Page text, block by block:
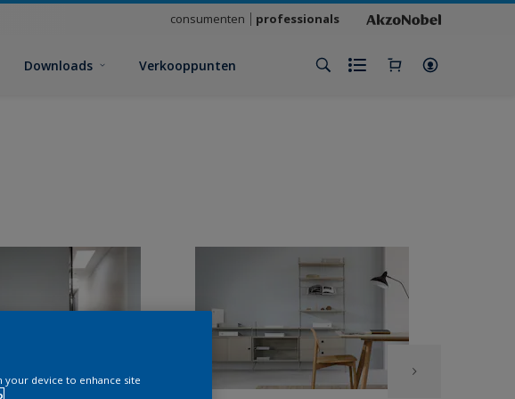
consumenten professionals
Downloads Verkooppunten
your device to enhance site